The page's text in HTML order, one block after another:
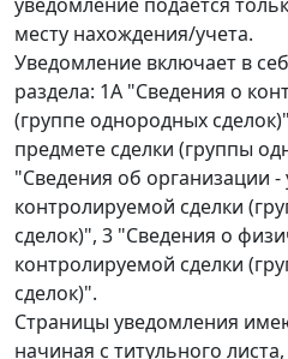
месту нахождения/учета.
Уведомление включает в
раздела: 1А "Сведения о
(группе однородных
предмете сделки (группы
"Сведения об организации -
контролируемой сделки
сделок)", 3 "Сведения о
контролируемой сделки
сделок)".
Страницы уведомления
начиная с титульного